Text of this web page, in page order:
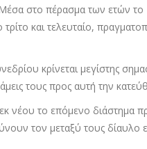
στο πέρασμα των ετών το
και τελευταίο,
κρίνεται μεγίστης
τους προς αυτή την
νέου το επόμενο διάστημα
τον μεταξύ τους δίαυλο